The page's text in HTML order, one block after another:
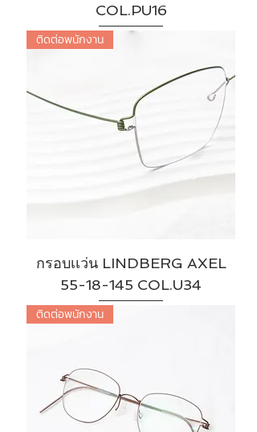
COL.PU16
ติดต่อพนักงาน
กรอบเเว่น LINDBERG AXEL
55-18-145 COL.U34
ติดต่อพนักงาน